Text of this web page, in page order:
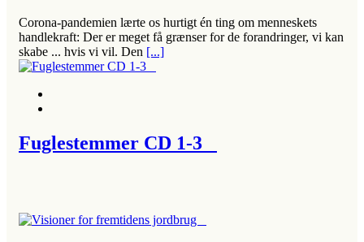
Corona-pandemien lærte os hurtigt én ting om menneskets
handlekraft: Der er meget få grænser for de forandringer, vi kan
skabe ... hvis vi vil. Den [...]
Fuglestemmer CD 1-3